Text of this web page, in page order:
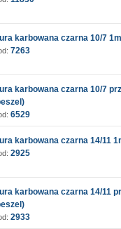
karbowana czarna 10/7
7263
karbowana czarna 10/7
6529
karbowana czarna 14/11
2925
karbowana czarna 14/11
2933